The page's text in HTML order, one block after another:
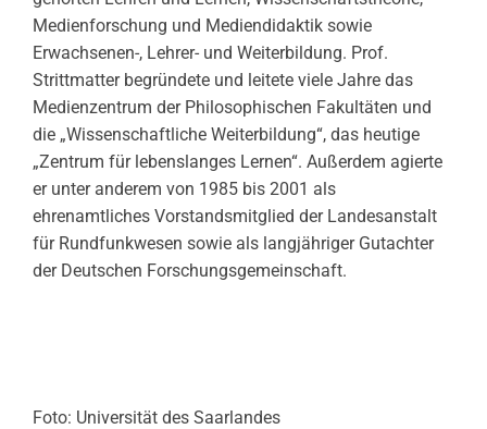
Medienforschung und Mediendidaktik sowie
Erwachsenen-, Lehrer- und Weiterbildung. Prof.
Strittmatter begründete und leitete viele Jahre das
Medienzentrum der Philosophischen Fakultäten und
die „Wissenschaftliche Weiterbildung“, das heutige
„Zentrum für lebenslanges Lernen“. Außerdem agierte
er unter anderem von 1985 bis 2001 als
ehrenamtliches Vorstandsmitglied der Landesanstalt
für Rundfunkwesen sowie als langjähriger Gutachter
der Deutschen Forschungsgemeinschaft.
Foto: Universität des Saarlandes